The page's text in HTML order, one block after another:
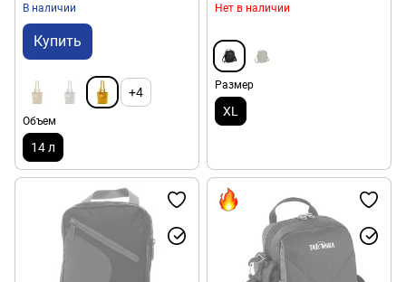
В наличии
Купить
+4
Объем
14 л
Нет в наличии
Размер
XL